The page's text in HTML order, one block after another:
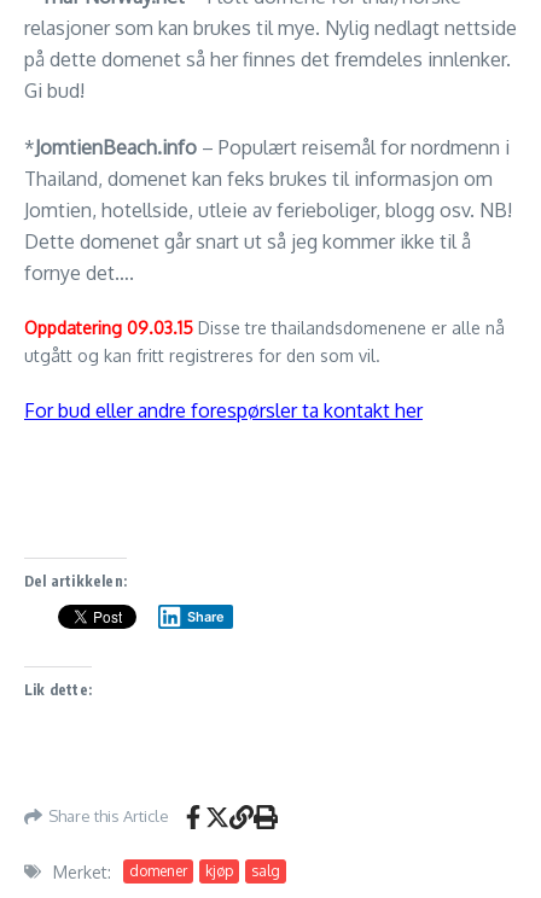
relasjoner som kan brukes til mye. Nylig nedlagt nettside
på dette domenet så her finnes det fremdeles innlenker.
Gi bud!
*JomtienBeach.info – Populært reisemål for nordmenn i
Thailand, domenet kan feks brukes til informasjon om
Jomtien, hotellside, utleie av ferieboliger, blogg osv. NB!
Dette domenet går snart ut så jeg kommer ikke til å
fornye det….
Oppdatering 09.03.15 Disse tre thailandsdomenene er alle nå
utgått og kan fritt registreres for den som vil.
For bud eller andre forespørsler ta kontakt her
Del artikkelen:
Share
Lik dette:
Share this Article
Merket: domener kjøp salg